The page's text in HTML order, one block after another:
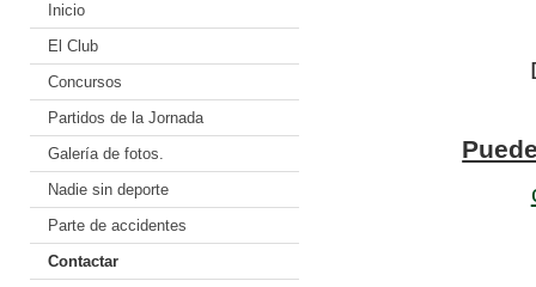
Inicio
El Club
Concursos
Partidos de la Jornada
Galería de fotos.
Nadie sin deporte
Parte de accidentes
Contactar